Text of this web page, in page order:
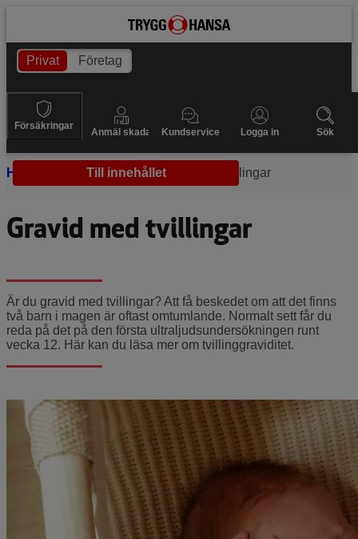
Till innehållet
Privat Företag
Försäkringar
Anmäl skada Kundservice Logga in Sök
Hem Graviditeten Gravid med tvillingar
Gravid med tvillingar
Är du gravid med tvillingar? Att få beskedet om att det finns
två barn i magen är oftast omtumlande. Normalt sett får du
reda på det på den första ultraljudsundersökningen runt
vecka 12. Här kan du läsa mer om tvillinggraviditet.